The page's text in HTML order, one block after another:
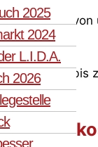
2025
2024
L.I.D.A.
2026
Sie
Finanzamt bis